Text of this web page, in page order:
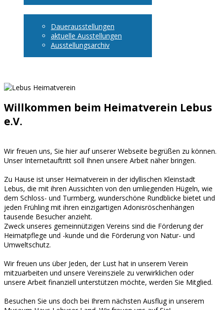
Dauerausstellungen
aktuelle Ausstellungen
Ausstellungsarchiv
Willkommen beim Heimatverein Lebus
e.V.
Wir freuen uns, Sie hier auf unserer Webseite begrüßen zu können.
Unser Internetauftritt soll Ihnen unsere Arbeit näher bringen.
Zu Hause ist unser Heimatverein in der idyllischen Kleinstadt
Lebus, die mit ihren Aussichten von den umliegenden Hügeln, wie
dem Schloss- und Turmberg, wunderschöne Rundblicke bietet und
jeden Frühling mit ihren einzigartigen Adonisröschenhängen
tausende Besucher anzieht.
Zweck unseres gemeinnützigen Vereins sind die Förderung der
Heimatpflege und -kunde und die Förderung von Natur- und
Umweltschutz.
Wir freuen uns über Jeden, der Lust hat in unserem Verein
mitzuarbeiten und unsere Vereinsziele zu verwirklichen oder
unsere Arbeit finanziell unterstützen möchte, werden Sie Mitglied.
Besuchen Sie uns doch bei Ihrem nächsten Ausflug in unserem